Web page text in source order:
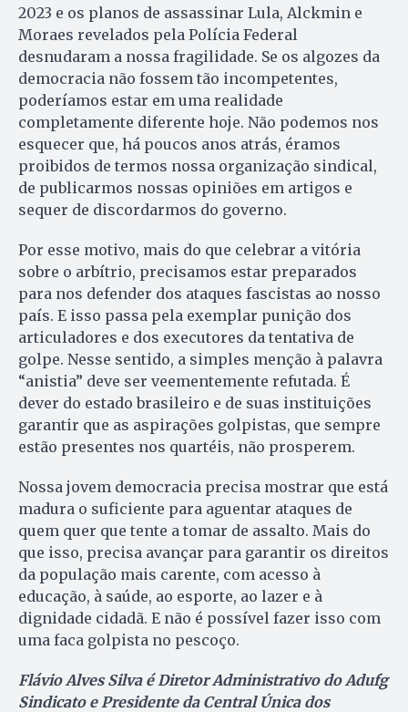
2023 e os planos de assassinar Lula, Alckmin e
Moraes revelados pela Polícia Federal
desnudaram a nossa fragilidade. Se os algozes da
democracia não fossem tão incompetentes,
poderíamos estar em uma realidade
completamente diferente hoje. Não podemos nos
esquecer que, há poucos anos atrás, éramos
proibidos de termos nossa organização sindical,
de publicarmos nossas opiniões em artigos e
sequer de discordarmos do governo.
Por esse motivo, mais do que celebrar a vitória
sobre o arbítrio, precisamos estar preparados
para nos defender dos ataques fascistas ao nosso
país. E isso passa pela exemplar punição dos
articuladores e dos executores da tentativa de
golpe. Nesse sentido, a simples menção à palavra
“anistia” deve ser veementemente refutada. É
dever do estado brasileiro e de suas instituições
garantir que as aspirações golpistas, que sempre
estão presentes nos quartéis, não prosperem.
Nossa jovem democracia precisa mostrar que está
madura o suficiente para aguentar ataques de
quem quer que tente a tomar de assalto. Mais do
que isso, precisa avançar para garantir os direitos
da população mais carente, com acesso à
educação, à saúde, ao esporte, ao lazer e à
dignidade cidadã. E não é possível fazer isso com
uma faca golpista no pescoço.
Flávio Alves Silva é Diretor Administrativo do Adufg
Sindicato e Presidente da Central Única dos